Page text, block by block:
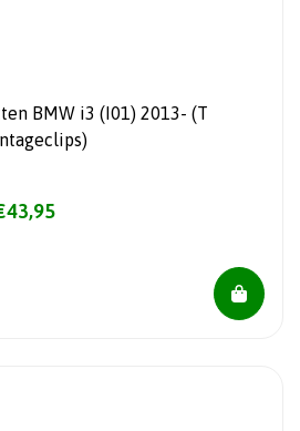
BMW i3 (I01) 2013- (T